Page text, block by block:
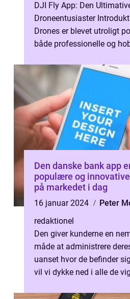
DJI Fly App: Den
Droneentusiaster
Drones er blevet utroligt
både professionelle og
Den danske bank app
populære og
på markedet i dag
16 januar 2024
Peter
redaktionel
Den giver kunderne en
måde at administrere
uanset hvor de befinder
vil vi dykke ned i alle de